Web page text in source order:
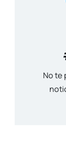
No te